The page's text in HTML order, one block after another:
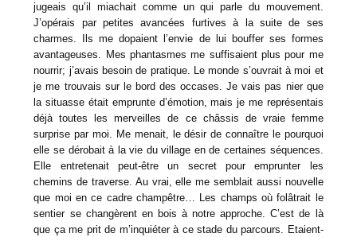
jugeais qu’il miachait comme un qui parle du mouvement.
J’opérais par petites avancées furtives à la suite de ses
charmes. Ils me dopaient l’envie de lui bouffer ses formes
avantageuses. Mes phantasmes me suffisaient plus pour me
nourrir; j’avais besoin de pratique. Le monde s’ouvrait à moi et
je me trouvais sur le bord des occases. Je vais pas nier que
la situasse était emprunte d’émotion, mais je me représentais
déjà toutes les merveilles de ce châssis de vraie femme
surprise par moi. Me menait, le désir de connaître le pourquoi
elle se dérobait à la vie du village en de certaines séquences.
Elle entretenait peut-être un secret pour emprunter les
chemins de traverse. Au vrai, elle me semblait aussi nouvelle
que moi en ce cadre champêtre… Les champs où folâtrait le
sentier se changèrent en bois à notre approche. C’est de là
que ça me prit de m’inquiéter à ce stade du parcours. Etaient-